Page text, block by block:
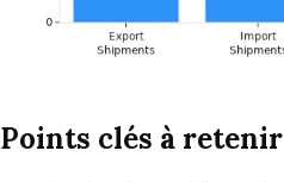
Points clés à retenir